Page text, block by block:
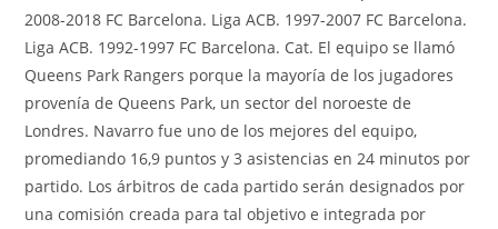
2008-2018 FC Barcelona. Liga ACB. 1997-2007 FC Barcelona.
Liga ACB. 1992-1997 FC Barcelona. Cat. El equipo se llamó
Queens Park Rangers porque la mayoría de los jugadores
provenía de Queens Park, un sector del noroeste de
Londres. Navarro fue uno de los mejores del equipo,
promediando 16,9 puntos y 3 asistencias en 24 minutos por
partido. Los árbitros de cada partido serán designados por
una comisión creada para tal objetivo e integrada por